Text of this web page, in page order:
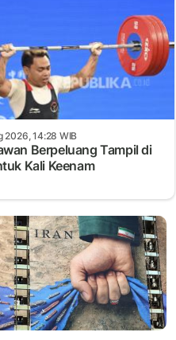
2026, 14:28 WIB
Berpeluang Tampil di
Kali Keenam